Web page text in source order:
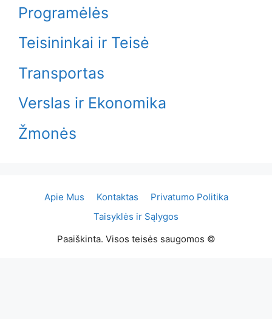
Programėlės
Teisininkai ir Teisė
Transportas
Verslas ir Ekonomika
Žmonės
Apie Mus Kontaktas
Privatumo Politika
Taisyklės ir Sąlygos
Paaiškinta. Visos teisės saugomos ©